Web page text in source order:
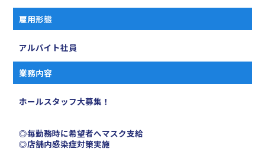
雇用形態
アルバイト社員
業務内容
ホールスタッフ大募集！
◎毎勤務時に希望者へマスク支給
◎店舗内感染症対策実施